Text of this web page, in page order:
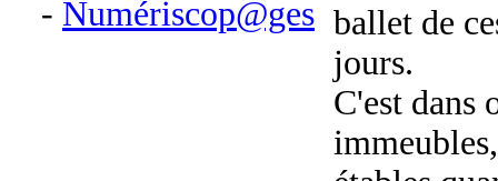
- Numériscop@ges ballet de
jours.
C'est dans